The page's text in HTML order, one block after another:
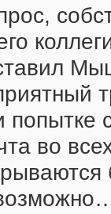
попытке
во